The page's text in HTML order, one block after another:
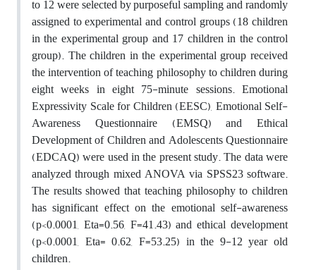
to 12 were selected by purposeful sampling and randomly
assigned to experimental and control groups (18 children
in the experimental group and 17 children in the control
group). The children in the experimental group received
the intervention of teaching philosophy to children during
eight weeks in eight 75-minute sessions. Emotional
Expressivity Scale for Children (EESC), Emotional Self-
Awareness Questionnaire (EMSQ) and Ethical
Development of Children and Adolescents Questionnaire
(EDCAQ) were used in the present study. The data were
analyzed through mixed ANOVA via SPSS23 software.
The results showed that teaching philosophy to children
has significant effect on the emotional self-awareness
(p<0.0001, Eta=0.56, F=41.43) and ethical development
(p<0.0001, Eta= 0.62, F=53.25) in the 9-12 year old
children.